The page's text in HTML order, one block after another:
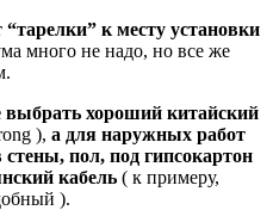
к месту установки
много не надо, но все же
хороший китайский
), а для наружных работ
пол, под гипсокартон
кабель ( к примеру,
).